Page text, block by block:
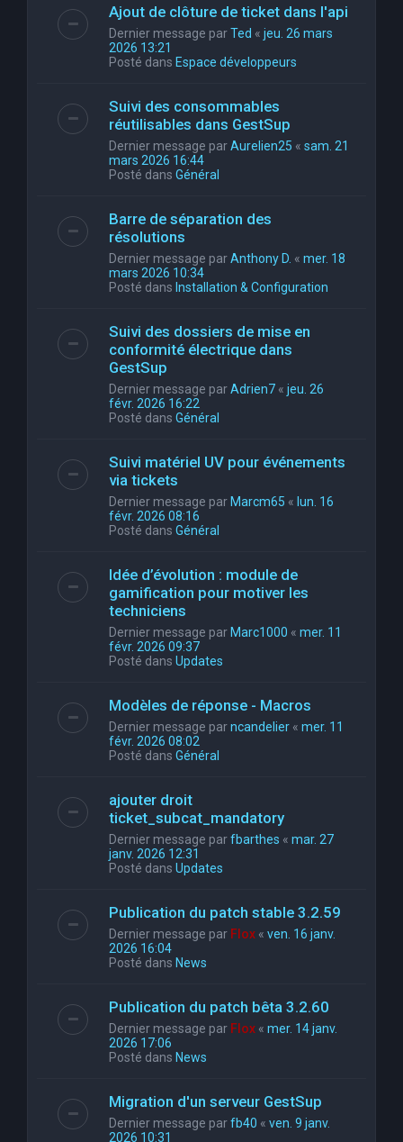
Ajout de clôture de ticket dans l'api
Dernier message parTed « jeu. 26 mars
2026 13:21
Posté dans Espace développeurs
Suivi des consommables
réutilisables dans GestSup
Dernier message parAurelien25 « sam. 21
mars 2026 16:44
Posté dans Général
Barre de séparation des
résolutions
Dernier message parAnthony D. « mer. 18
mars 2026 10:34
Posté dans Installation & Configuration
Suivi des dossiers de mise en
conformité électrique dans
GestSup
Dernier message parAdrien7 « jeu. 26
févr. 2026 16:22
Posté dans Général
Suivi matériel UV pour événements
via tickets
Dernier message par Marcm65 « lun. 16
févr. 2026 08:16
Posté dans Général
Idée d’évolution : module de
gamification pour motiver les
techniciens
Dernier message par Marc1000 « mer. 11
févr. 2026 09:37
Posté dans Updates
Modèles de réponse - Macros
Dernier message parncandelier « mer. 11
févr. 2026 08:02
Posté dans Général
ajouter droit
ticket_subcat_mandatory
Dernier message parfbarthes « mar. 27
janv. 2026 12:31
Posté dans Updates
Publication du patch stable 3.2.59
Dernier message par Flox « ven. 16 janv.
2026 16:04
Posté dans News
Publication du patch bêta 3.2.60
Dernier message par Flox « mer. 14 janv.
2026 17:06
Posté dans News
Migration d'un serveur GestSup
Dernier message parfb40 « ven. 9 janv.
2026 10:31